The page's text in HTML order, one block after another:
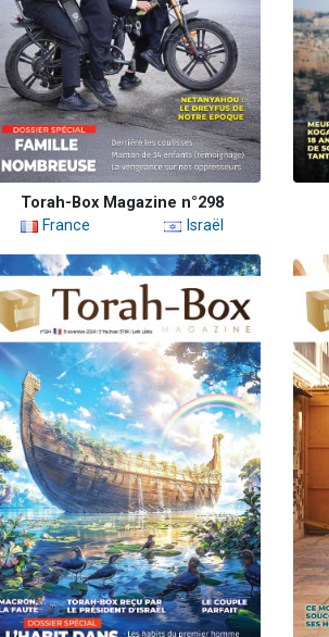
Torah-Box Magazine n°298
France
Israël